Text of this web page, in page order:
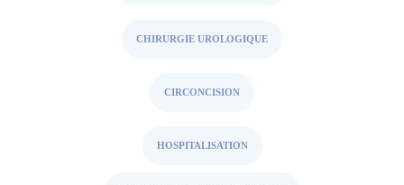
CHIRURGIE UROLOGIQUE
CIRCONCISION
HOSPITALISATION